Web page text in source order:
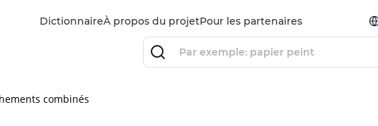
DictionnaireÀ propos du projetPour les partenaires
combinés